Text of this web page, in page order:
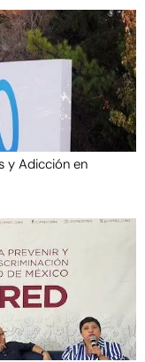
y Adicción en